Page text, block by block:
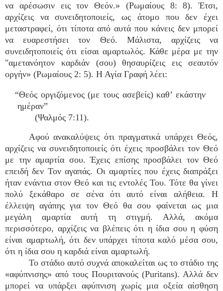
να αρέσωσιν εις τον Θεόν.» (Ρωμαίους 8: 8). Έτσι,
αρχίζεις να συνειδητοποιείς, ως άτομο που δεν έχει
μεταστραφεί, ότι τίποτα από αυτά που κάνεις δεν μπορεί
να ευαρεστήσει τον Θεό. Μάλιστα, αρχίζεις να
συνειδητοποιείς ότι είσαι αμαρτωλός. Κάθε μέρα με την
"αμετανόητον καρδιάν (σου) θησαυρίζεις εις σεαυτόν
οργήν» (Ρωμαίους 2: 5). Η Αγία Γραφή λέει:
“Θεός οργιζόμενος (με τους ασεβείς) καθ’ εκάστην
ημέραν”
(Ψαλμός 7:11).
Αφού ανακαλύψεις ότι πραγματικά υπάρχει Θεός,
αρχίζεις να συνειδητοποιείς ότι έχεις προσβάλει τον Θεό
με την αμαρτία σου. Έχεις επίσης προσβάλει τον Θεό
επειδή δεν Τον αγαπάς. Οι αμαρτίες που έχεις διαπράξει
ήταν ενάντια στον Θεό και τις εντολές Του. Τότε θα γίνει
πολύ ξεκάθαρο σε σένα ότι αυτό είναι αλήθεια. Η
έλλειψη αγάπης για τον Θεό θα σου φαίνεται ως μια
μεγάλη αμαρτία αυτή τη στιγμή. Αλλά, ακόμα
περισσότερο, αρχίζεις να βλέπεις ότι η ίδια σου η φύση
είναι αμαρτωλή, ότι δεν υπάρχει τίποτα καλό μέσα σου,
ότι η ίδια σου η καρδιά είναι αμαρτωλή.
Το στάδιο αυτό συχνά αποκαλείται ως το στάδιο της
«αφύπνισης» από τους Πουριτανούς (Puritans). Αλλά δεν
μπορεί να υπάρξει αφύπνιση χωρίς μια οξεία αίσθηση